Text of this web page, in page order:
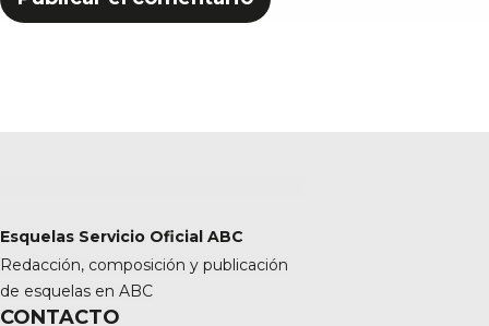
Esquelas Servicio Oficial ABC
Redacción, composición y publicación
de esquelas en ABC
CONTACTO